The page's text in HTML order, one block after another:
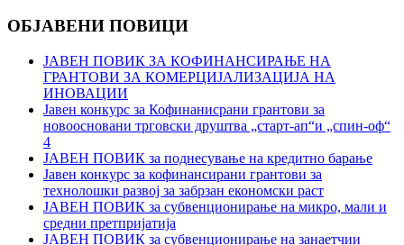
ОБЈАВЕНИ ПОВИЦИ
ЈАВЕН ПОВИК ЗА КОФИНАНСИРАЊЕ НА
ГРАНТОВИ ЗА КОМЕРЦИЈАЛИЗАЦИЈА НА
ИНОВАЦИИ
Јавен конкурс за Кофинанисрани грантови за
новоосновани трговски друштва „старт-ап“и „спин-оф“
4
ЈАВЕН ПОВИК за поднесување на кредитно барање
Јавен конкурс за кофинансирани грантови за
технолошки развој за забрзан економски раст
ЈАВЕН ПОВИК за субвенционирање на микро, мали и
средни претпријатија
ЈАВЕН ПОВИК за субвенционирање на занаетчии